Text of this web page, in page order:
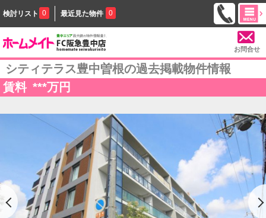
検討リスト 0 最近見た物件 0
お問合せ
シティテラス豊中曽根の過去掲載物件情報
賃料 ***万円